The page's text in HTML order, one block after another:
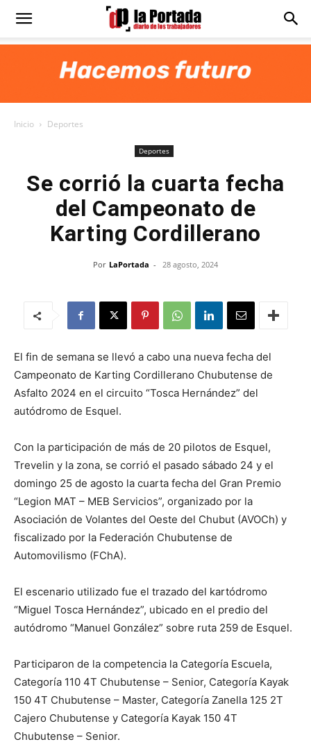
Diario
Inicio Deportes
Deportes
Se corrió la cuarta fecha
del Campeonato de
Karting Cordillerano
Por LaPortada - 28 agosto, 2024
El fin de semana se llevó a cabo una nueva fecha del
Campeonato de Karting Cordillerano Chubutense de
Asfalto 2024 en el circuito “Tosca Hernández” del
autódromo de Esquel.
Con la participación de más de 20 pilotos de Esquel,
Trevelin y la zona, se corrió el pasado sábado 24 y el
domingo 25 de agosto la cuarta fecha del Gran Premio
“Legion MAT – MEB Servicios”, organizado por la
Asociación de Volantes del Oeste del Chubut (AVOCh) y
fiscalizado por la Federación Chubutense de
Automovilismo (FChA).
El escenario utilizado fue el trazado del kartódromo
“Miguel Tosca Hernández”, ubicado en el predio del
autódromo “Manuel González” sobre ruta 259 de Esquel.
Participaron de la competencia la Categoría Escuela,
Categoría 110 4T Chubutense – Senior, Categoría Kayak
150 4T Chubutense – Master, Categoría Zanella 125 2T
Cajero Chubutense y Categoría Kayak 150 4T
Chubutense – Senior.